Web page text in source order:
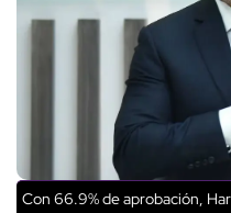
Con 66.9% de aprobación,